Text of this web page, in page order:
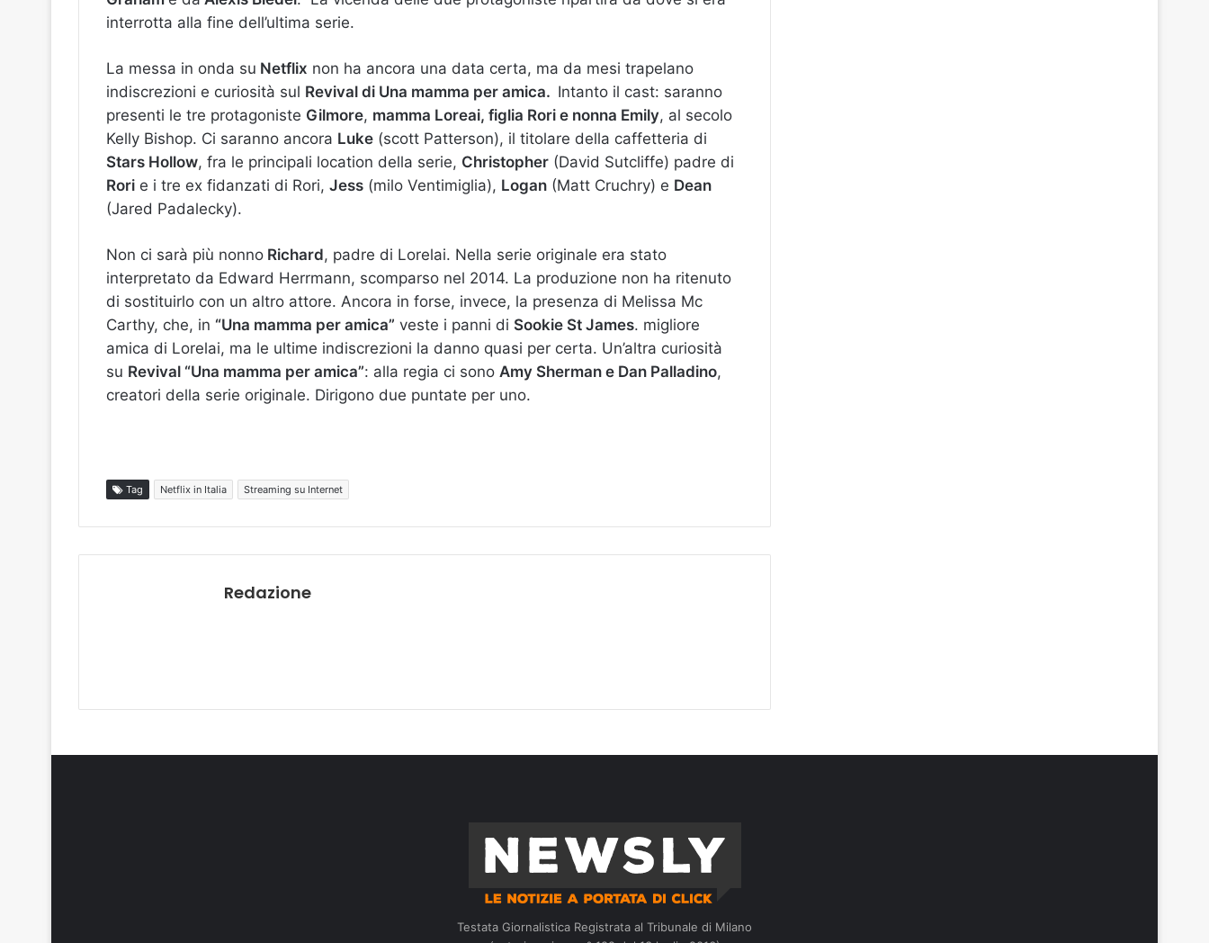
interrotta alla fine dell’ultima serie.
La messa in onda su Netflix non ha ancora una data certa, ma da mesi trapelano
indiscrezioni e curiosità sul Revival di Una mamma per amica. Intanto il cast: saranno
presenti le tre protagoniste Gilmore, mamma Loreai, figlia Rori e nonna Emily, al secolo
Kelly Bishop. Ci saranno ancora Luke (scott Patterson), il titolare della caffetteria di
Stars Hollow, fra le principali location della serie, Christopher (David Sutcliffe) padre di
Rori e i tre ex fidanzati di Rori, Jess (milo Ventimiglia), Logan (Matt Cruchry) e Dean
(Jared Padalecky).
Non ci sarà più nonno Richard, padre di Lorelai. Nella serie originale era stato
interpretato da Edward Herrmann, scomparso nel 2014. La produzione non ha ritenuto
di sostituirlo con un altro attore. Ancora in forse, invece, la presenza di Melissa Mc
Carthy, che, in “Una mamma per amica” veste i panni di Sookie St James. migliore
amica di Lorelai, ma le ultime indiscrezioni la danno quasi per certa. Un’altra curiosità
su Revival “Una mamma per amica”: alla regia ci sono Amy Sherman e Dan Palladino,
creatori della serie originale. Dirigono due puntate per uno.
Tag Netflix in Italia Streaming su Internet
Redazione
Testata Giornalistica Registrata al Tribunale di Milano